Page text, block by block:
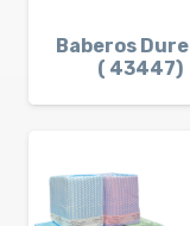
Baberos
( 43447)